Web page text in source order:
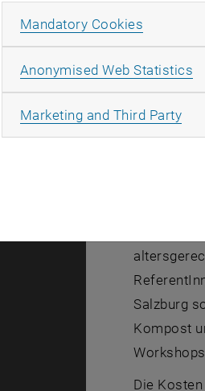
Den
Salzburg
Kompost
Die
Mandatory Cookies
Anonymised Web Statistics
Marketing and Third Party